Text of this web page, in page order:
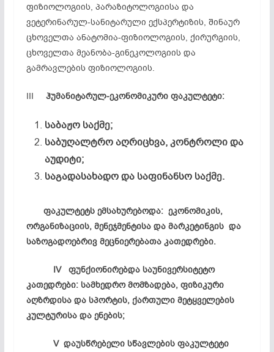
ფიზიოლოგიის, პარაზიტოლოგიისა და
ვეტერინარულ-სანიტარული ექსპერტიზის, შინაურ
ცხოველთა ანატომია-ფიზიოლოგიის, ქირურგიის,
ცხოველთა მეანობა-გინეკოლოგიის და
გამრავლების ფიზიოლოგიის.
III ჰუმანიტარულ-ეკონომიკური ფაკულტეტი:
საბაჟო საქმე;
საბუღალტროაღრიცხვა,კონტროლიდა
აუდიტი;
საგადასახადოდა საფინანსო საქმე.
ფაკულტეტს ემსახურებოდა: ეკონომიკის,
ორგანიზაციის, მენეჯმენტისა და მარკეტინგის და
საზოგადოებრივ მეცნიერებათა კათედრები.
IV ფუნქიონირებდა საუნივერსიტეტო
კათედრები: სამხედრომომზადება, ფიზიკური
აღზრდისა და სპორტის, ქართული მეტყველების
კულტურისა და ენების;
V დაუსწრებელი სწავლების ფაკულტეტი